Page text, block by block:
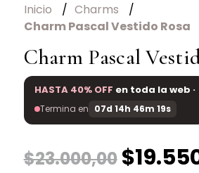
Inicio
Charms
Charm Pascal Vestido Rosa
Charm Pascal
HASTA 40% OFF en toda la web ·
Termina en 07d 14h 46m 19s
$23.000,00